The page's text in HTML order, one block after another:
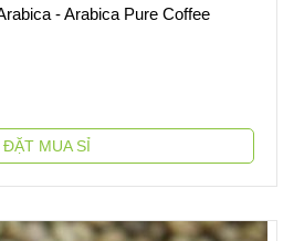
- Arabica Pure Coffee
ĐẶT MUA SỈ